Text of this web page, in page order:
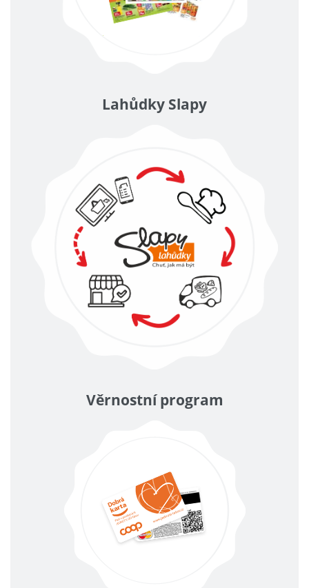
Lahůdky Slapy
Věrnostní program